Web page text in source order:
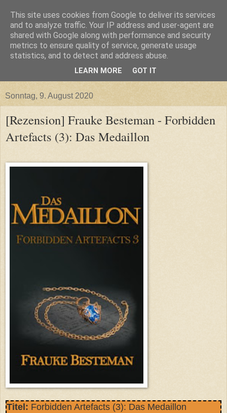
Sonntag, 9. August 2020
[Rezension] Frauke Besteman - Forbidden
Artefacts (3): Das Medaillon
Titel: Forbidden Artefacts (3): Das Medaillon
This site uses cookies from Google to deliver its services
and to analyze traffic. Your IP address and user-agent are
shared with Google along with performance and security
metrics to ensure quality of service, generate usage
statistics, and to detect and address abuse.
LEARN MORE GOT IT